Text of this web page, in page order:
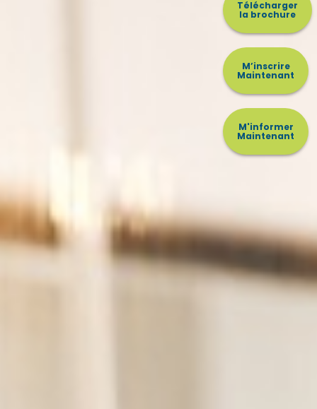
Télécharger
la brochure
M’inscrire
Maintenant
M'informer
Maintenant